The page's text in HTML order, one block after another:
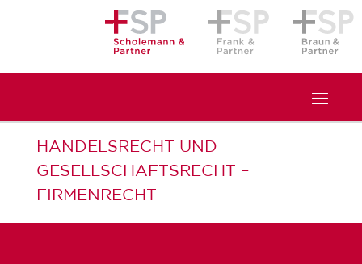
HANDELSRECHT UND
GESELLSCHAFTSRECHT –
FIRMENRECHT